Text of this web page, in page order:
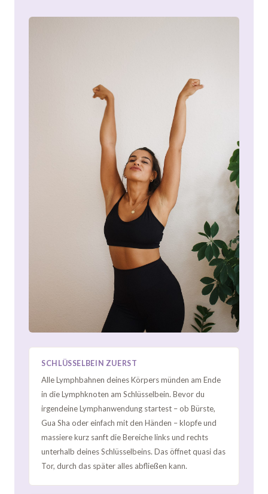
SCHLÜSSELBEIN ZUERST
Alle Lymphbahnen deines Körpers münden am Ende
in die Lymphknoten am Schlüsselbein. Bevor du
irgendeine Lymphanwendung startest – ob Bürste,
Gua Sha oder einfach mit den Händen – klopfe und
massiere kurz sanft die Bereiche links und rechts
unterhalb deines Schlüsselbeins. Das öffnet quasi das
Tor, durch das später alles abfließen kann.